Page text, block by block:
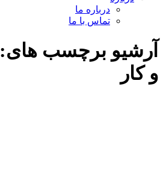
درباره ما
تماس با ما
آرشیو برچسب های:
و کار